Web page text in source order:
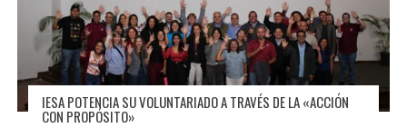
IESA POTENCIA SU VOLUNTARIADO A TRAVÉS DE LA «ACCIÓN
CON PROPÓSITO»